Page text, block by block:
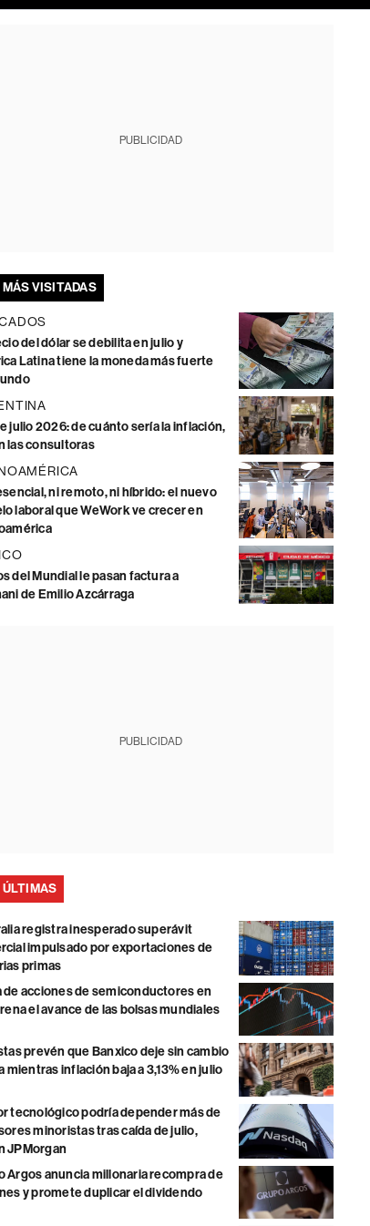
PUBLICIDAD
VISITADAS
del dólar se debilita en julio y
Latina tiene la moneda más fuerte
julio 2026: de cuánto sería la inflación,
las consultoras
ni remoto, ni híbrido: el nuevo
laboral que WeWork ve crecer en
del Mundial le pasan factura a
de Emilio Azcárraga
PUBLICIDAD
ÚLTIMAS
registra inesperado superávit
impulsado por exportaciones de
primas
de acciones de semiconductores en
el avance de las bolsas mundiales
prevén que Banxico deje sin cambio
mientras inflación baja a 3,13% en julio
tecnológico podría depender más de
minoristas tras caída de julio,
JPMorgan
Argos anuncia millonaria recompra de
y promete duplicar el dividendo